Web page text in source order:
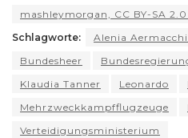
A
p
p
ra
m
b
o
k
k
y
e
mashleymorgan, CC BY-SA 2.0
Schlagworte:
Alenia
Bundesheer
Klaudia Tanner
Leonardo
Mehrzweckkampfflugzeuge
Verteidigungsministerium